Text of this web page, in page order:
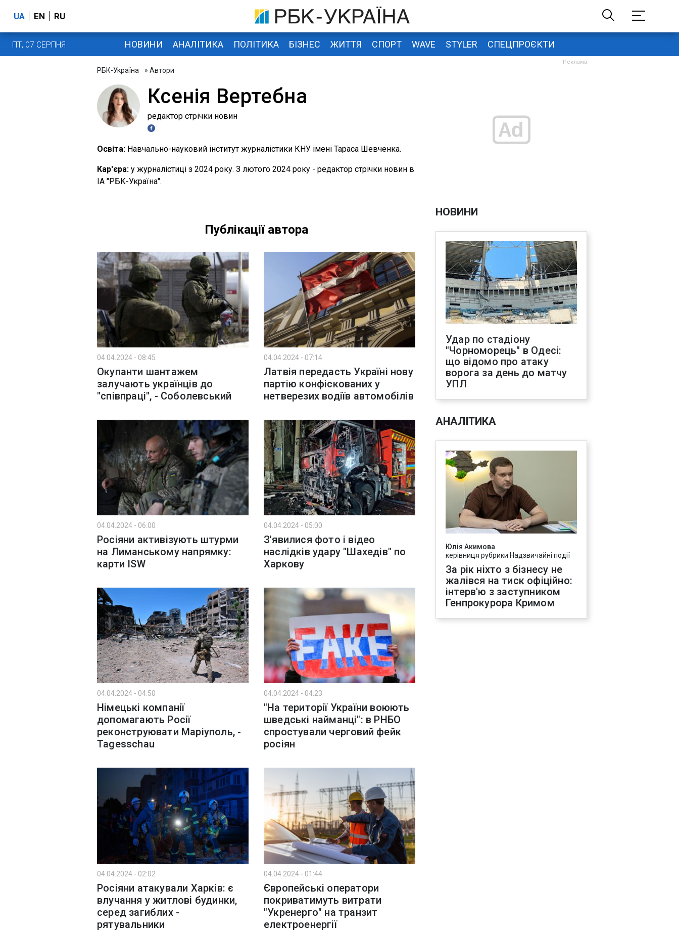
UA EN RU
ПТ, 07 СЕРПНЯ НОВИНИ АНАЛІТИКА ПОЛІТИКА БІЗНЕС ЖИТТЯ СПОРТ WAVE STYLER СПЕЦПРОЄКТИ
РБК-Україна » Автори
Ксенія Вертебна
редактор стрічки новин
Освіта: Навчально-науковий інститут журналістики КНУ імені Тараса Шевченка.
Кар'єра: у журналістиці з 2024 року. З лютого 2024 року - редактор стрічки новин в
ІА "РБК-Україна".
Публікації автора
04.04.2024 - 08:45
Окупанти шантажем
залучають українців до
"співпраці", - Соболевський
04.04.2024 - 07:14
Латвія передасть Україні нову
партію конфіскованих у
нетверезих водіїв автомобілів
04.04.2024 - 06:00
Росіяни активізують штурми
на Лиманському напрямку:
карти ISW
04.04.2024 - 05:00
З'явилися фото і відео
наслідків удару "Шахедів" по
Харкову
04.04.2024 - 04:50
Німецькі компанії
допомагають Росії
реконструювати Маріуполь, -
Tagesschau
04.04.2024 - 04:23
"На території України воюють
шведські найманці": в РНБО
спростували черговий фейк
росіян
04.04.2024 - 02:02
Росіяни атакували Харків: є
влучання у житлові будинки,
серед загиблих -
рятувальники
04.04.2024 - 01:44
Європейські оператори
покриватимуть витрати
"Укренерго" на транзит
електроенергії
НОВИНИ
Удар по стадіону
"Чорноморець" в Одесі:
що відомо про атаку
ворога за день до матчу
УПЛ
АНАЛІТИКА
Юлія Акимова
керівниця рубрики Надзвичайні події
За рік ніхто з бізнесу не
жалівся на тиск офіційно:
інтерв'ю з заступником
Генпрокурора Кримом